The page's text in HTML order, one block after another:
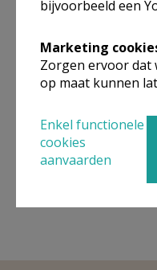
Niet gevonden
links naar
Kerken in of nabij
bijvoorbeeld een
Marketing
Zorgen ervoor dat
op maat kunnen
Enkel functionele
cookies
aanvaarden